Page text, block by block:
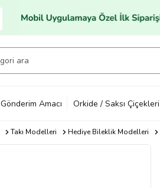
Gönderim Amacı Orkide / Saksı Çiçekleri
Takı Modelleri Hediye Bileklik Modelleri